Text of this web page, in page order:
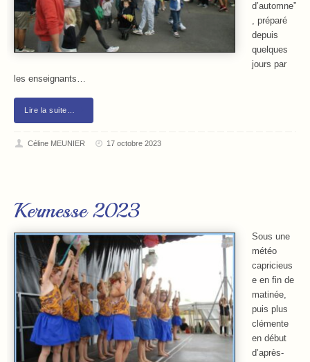
d’automne”
, préparé
depuis
quelques
jours par
les enseignants…
Lire la suite…
Céline MEUNIER 17 octobre 2023
Kermesse 2023
Sous une
météo
capricieus
e en fin de
matinée,
puis plus
clémente
en début
d’après-